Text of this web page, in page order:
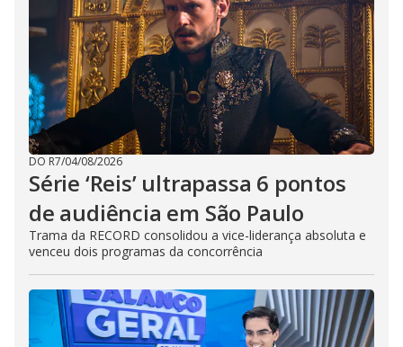
DO R7/04/08/2026
Série ‘Reis’ ultrapassa 6 pontos
de audiência em São Paulo
Trama da RECORD consolidou a vice-liderança absoluta e
venceu dois programas da concorrência